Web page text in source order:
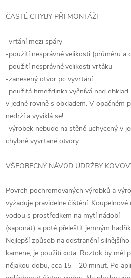
ČASTÉ CHYBY PŘI MONTÁŽI
-vrtání mezi spáry
-použití nesprávné velikosti (průměru a
-použití nesprávné velikosti vrtáku
-zanesený otvor po vyvrtání
-použitá hmoždinka vyčnívá nad
v jedné rovině s obkladem. V opačném
nedrží a vyviklá se!
-výrobek nebude na stěně uchycený v
chybně vyvrtané otvory
VŠEOBECNÝ NÁVOD ÚDRŽBY
Povrch pochromovaných výrobků a
vyžaduje pravidelné čištění.
vodou s prostředkem na mytí nádobí
(saponát) a poté přeleštit jemným
Nejlepší způsob na odstranění
kamene, je použití octa. Roztok by měl
nějakou dobu, cca 15 – 20 minut. Po